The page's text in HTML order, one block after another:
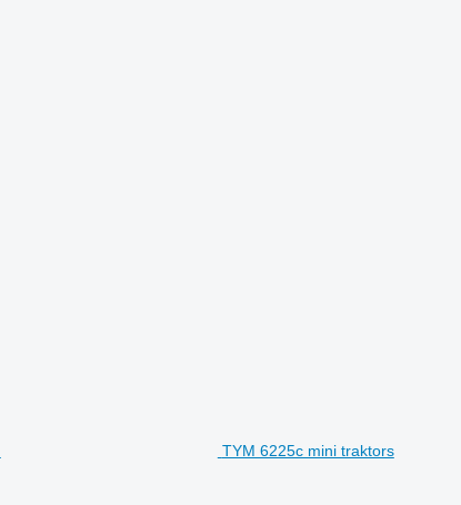
TYM 6225c mini traktors